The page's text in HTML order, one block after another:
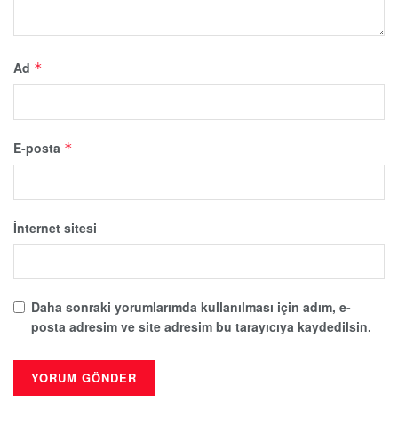
Ad *
E-posta *
İnternet sitesi
Daha sonraki yorumlarımda kullanılması için adım, e-
posta adresim ve site adresim bu tarayıcıya kaydedilsin.